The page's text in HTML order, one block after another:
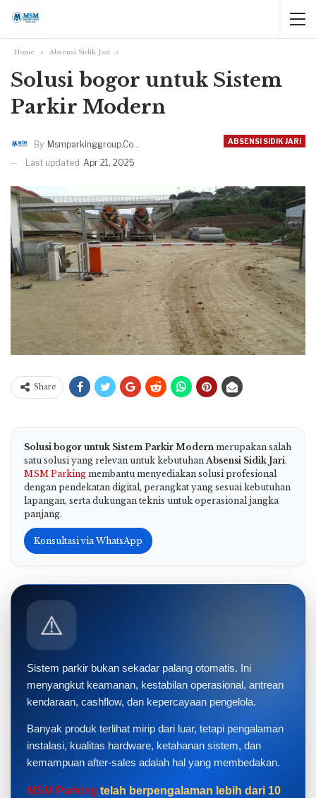
Home Absensi Sidik Jari
Solusi bogor untuk Sistem
Parkir Modern
ABSENSI SIDIK JARI
By Msmparkinggroup.com
Last updated Apr 21, 2025
Share
Solusi bogor untuk Sistem Parkir Modern merupakan salah
satu solusi yang relevan untuk kebutuhanAbsensi Sidik Jari.
MSM Parking membantu menyediakan solusi profesional
dengan pendekatan digital, perangkat yang sesuai kebutuhan
lapangan, serta dukungan teknis untuk operasional jangka
panjang.
Konsultasi via WhatsApp
⚠️
Sistem parkir bukan sekadar palang otomatis. Ini
menyangkut keamanan, kestabilan operasional, antrean
kendaraan, cashflow, dan kepercayaan pengelola.
Banyak produk terlihat mirip dari luar, tetapi pengalaman
instalasi, kualitas hardware, ketahanan sistem, dan
kemampuan after-sales adalah hal yang membedakan.
MSM Parking telah berpengalaman lebih dari 10